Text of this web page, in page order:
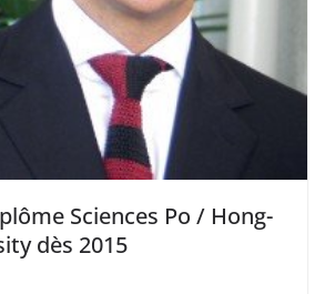
Sciences Po / Hong-
dès 2015